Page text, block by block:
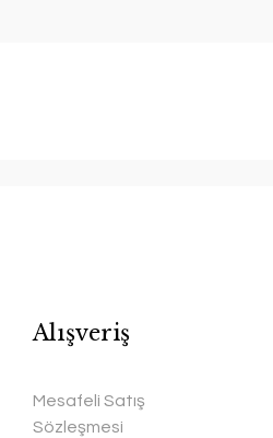
Alışveriş
Mesafeli Satış
Sözleşmesi